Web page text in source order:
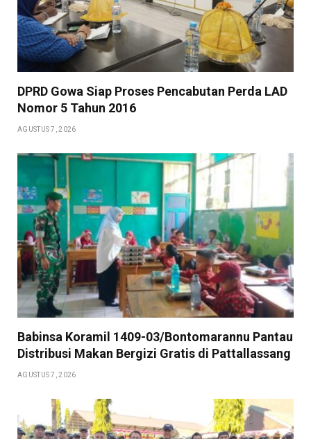
DPRD Gowa Siap Proses Pencabutan Perda LAD
Nomor 5 Tahun 2016
AGUSTUS 7, 2026
Babinsa Koramil 1409-03/Bontomarannu Pantau
Distribusi Makan Bergizi Gratis di Pattallassang
AGUSTUS 7, 2026